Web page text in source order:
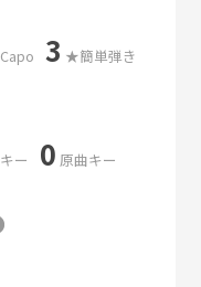
Capo 3 ★簡単弾き
キー 0 原曲キー